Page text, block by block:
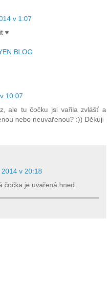
v 1:07
♥
BLOG
10:07
ale tu čočku jsi vařila zvlášť a
nebo neuvařenou? :)) Děkuji
v 20:18
čočka je uvařená hned.